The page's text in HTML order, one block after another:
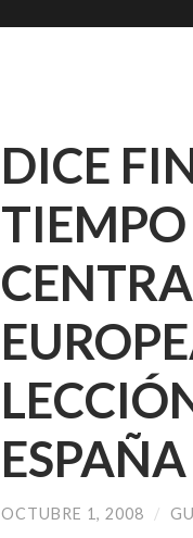
DICE
ESPAÑA
OCTUBRE 1, 2008 /